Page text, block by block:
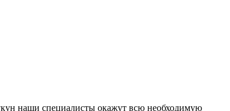
наши специалисты окажут всю необходимую